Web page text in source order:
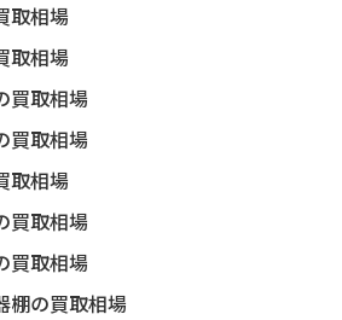
取相場
取相場
買取相場
買取相場
取相場
買取相場
買取相場
棚の買取相場